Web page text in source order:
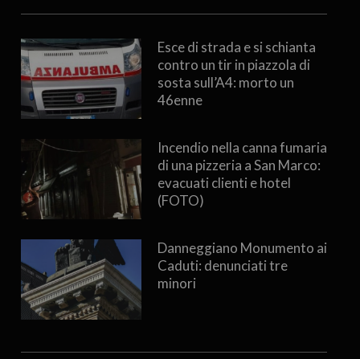
Esce di strada e si schianta
contro un tir in piazzola di
sosta sull’A4: morto un
46enne
Incendio nella canna fumaria
di una pizzeria a San Marco:
evacuati clienti e hotel
(FOTO)
Danneggiano Monumento ai
Caduti: denunciati tre
minori